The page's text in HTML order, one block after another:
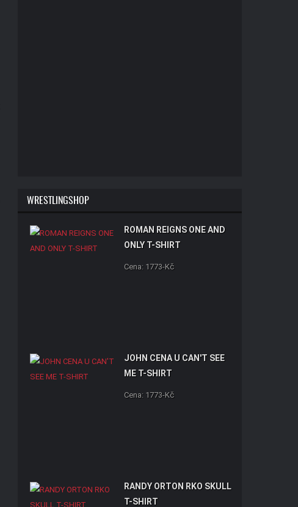
WRESTLINGSHOP
ROMAN REIGNS ONE AND
ONLY T-SHIRT
Cena: 1773-Kč
JOHN CENA U CAN'T SEE
ME T-SHIRT
Cena: 1773-Kč
RANDY ORTON RKO SKULL
T-SHIRT